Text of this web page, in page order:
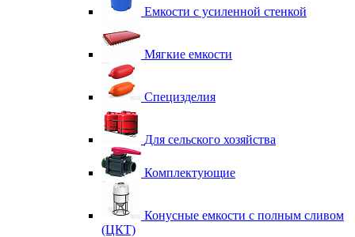
Емкости с усиленной стенкой
Мягкие емкости
Специзделия
Для сельского хозяйства
Комплектующие
Конусные емкости с полным сливом
(ЦКТ)